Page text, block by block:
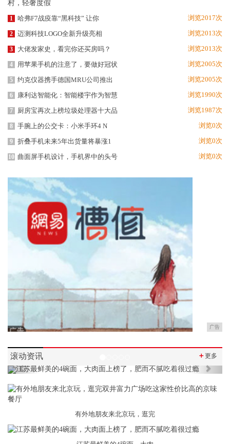
1 哈弗F7战疫靠“黑科技” 让你 浏览2017次
2 迈测科技LOGO全新升级亮相 浏览2013次
3 大佬发家史，看完你还买房吗？ 浏览2013次
4 用苹果手机的注意了，要做好冠状 浏览2005次
5 约克仪器携手德国MRU公司推出 浏览2005次
6 康利达智能化：智能楼宇作为智慧 浏览1990次
7 厨房宝再次上榜垃圾处理器十大品 浏览1987次
8 手腕上的公交卡：小米手环4 N 浏览0次
9 折叠手机未来5年出货量将暴涨1 浏览0次
10 曲面屏手机设计，手机界中的头号 浏览0次
广告
滚动资讯 ＋更多
Previous Next
有外地朋友来北京玩，逛完